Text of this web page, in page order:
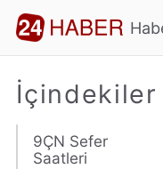
İçindekiler
9ÇN Sefer
Saatleri